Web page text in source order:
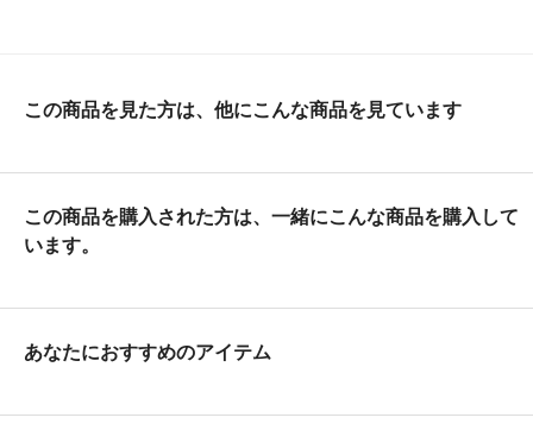
この商品を見た方は、他にこんな商品を見ています
この商品を購入された方は、一緒にこんな商品を購入して
います。
あなたにおすすめのアイテム